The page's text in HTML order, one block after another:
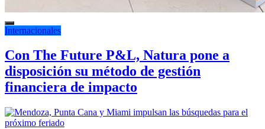
Internacionales
Con The Future P&L, Natura pone a
disposición su método de gestión
financiera de impacto